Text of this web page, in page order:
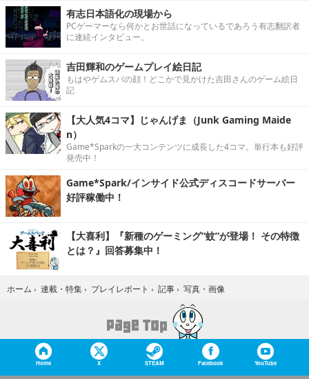
有志日本語化の現場から
PCゲーマーなら何かとお世話になっているであろう有志翻訳者
に連続インタビュー。
吉田輝和のゲームプレイ絵日記
もはやゲムスパの顔！どこかで見かけた吉田さんのゲーム絵日
記
【大人気4コマ】じゃんげま（Junk Gaming Maide
n）
Game*Sparkの一大コンテンツに成長した4コマ。単行本も好評
発売中！
Game*Spark/インサイド公式ディスコードサーバー
好評稼働中！
【大喜利】『新種のゲーミング“蚊”が登場！ その特徴
とは？』回答募集中！
ホーム › 連載・特集 › プレイレポート › 記事 › 写真・画像
Home X STEAM Facebook YouTube